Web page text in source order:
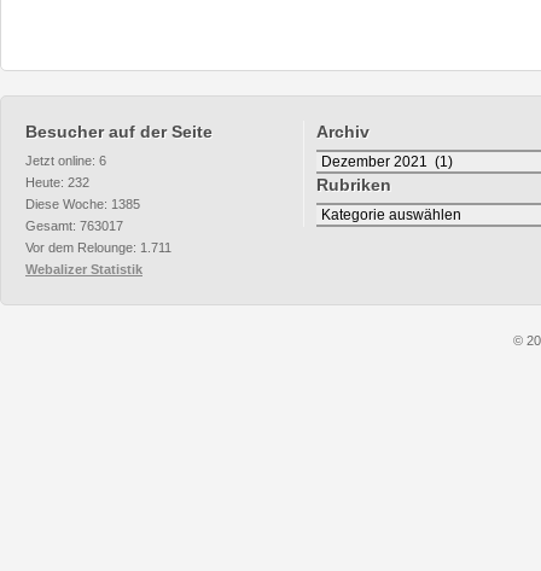
Besucher auf der Seite
Jetzt online: 6
Heute: 232
Diese Woche: 1385
Gesamt: 763017
Vor dem Relounge: 1.711
Webalizer Statistik
Archiv
Archiv
Rubriken
Rubriken
©